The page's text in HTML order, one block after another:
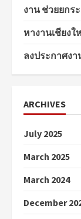
งาน ช่วยยก
หางานเชียง
ลงประกาศงา
ARCHIVES
July 2025
March 2025
March 2024
December